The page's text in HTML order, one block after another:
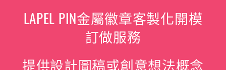
LAPEL PIN金屬徽章客製化開模
訂做服務
提供設計圖稿或創意想法概念